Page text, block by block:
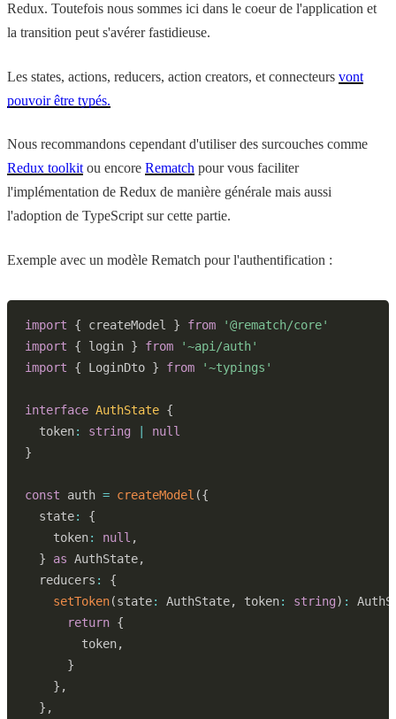
Redux. Toutefois nous sommes ici dans le coeur de l'application et
la transition peut s'avérer fastidieuse.
Les states, actions, reducers, action creators, et connecteurs vont
pouvoir être typés.
Nous recommandons cependant d'utiliser des surcouches comme
Redux toolkit ou encore Rematch pour vous faciliter
l'implémentation de Redux de manière générale mais aussi
l'adoption de TypeScript sur cette partie.
Exemple avec un modèle Rematch pour l'authentification :
import { createModel } from
'@rematch/core'
import
{ login } from
'~api/auth'
import
{ LoginDto } from '~typings'
interface AuthState {
  token
: string |
null
}
const auth = createModel ({
  state
:
{
    token
: null ,
}
as AuthState,
  reducers
:
{
setToken(state: AuthState, token: string) :
return {
        token
,
}
} ,
} ,